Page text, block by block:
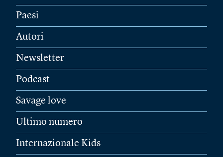
Paesi
Autori
Newsletter
Podcast
Savage love
Ultimo numero
Internazionale Kids